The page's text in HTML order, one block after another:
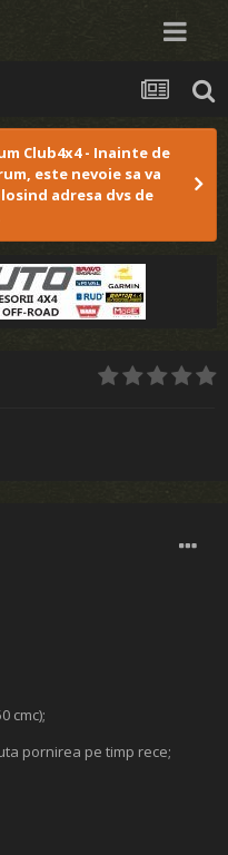
Club4x4 - Inainte de
este nevoie sa va
adresa dvs de
cmc);
pornirea pe timp rece;